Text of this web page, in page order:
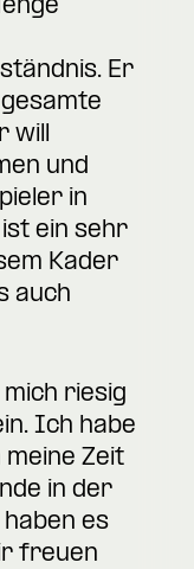
Er
will
und
in
ein sehr
Kader
auch
riesig
Ich habe
Zeit
in der
es
freuen